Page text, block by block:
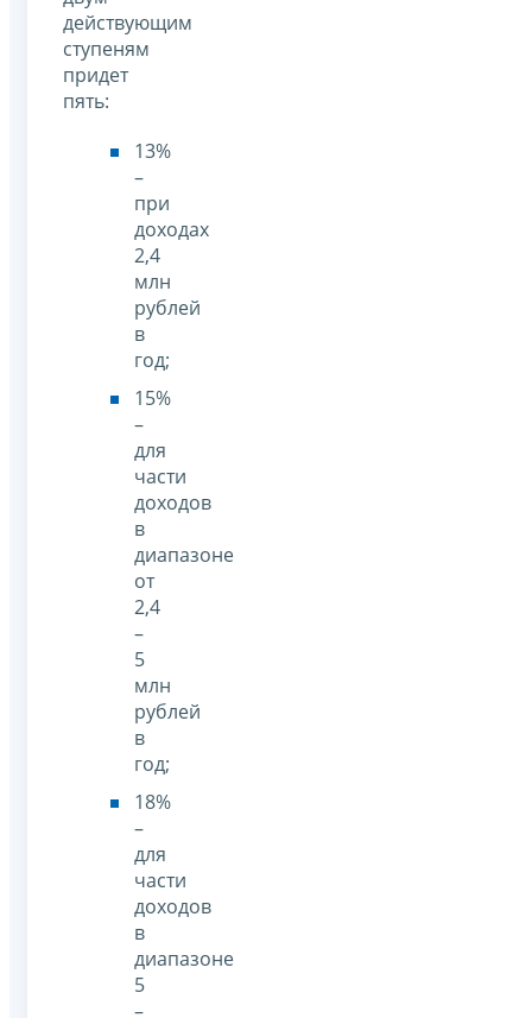
действующим
ступеням
придет
пять:
13%
–
при
доходах
2,4
млн
рублей
в
год;
15%
–
для
части
доходов
в
диапазоне
от
2,4
–
5
млн
рублей
в
год;
18%
–
для
части
доходов
в
диапазоне
5
–